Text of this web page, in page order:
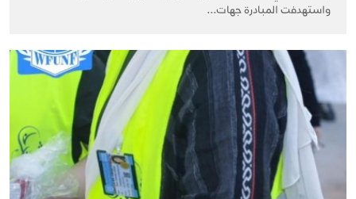
واستهدفت المبادرة جهات...